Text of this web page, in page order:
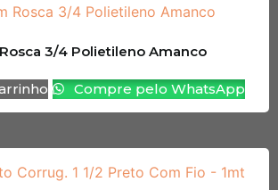
3/4 Polietileno Amanco
Compre pelo WhatsApp